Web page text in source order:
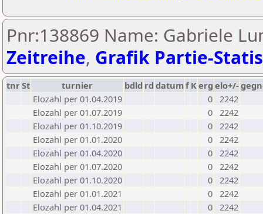
Pnr:138869 Name: Gabriele
Zeitreihe, Grafik Partie-
tnrSt turnier bdld rd datumf Kerg elo+/-
Elozahl per 01.04.2019
0 2242
Elozahl per 01.07.2019
0 2242
Elozahl per 01.10.2019
0 2242
Elozahl per 01.01.2020
0 2242
Elozahl per 01.04.2020
0 2242
Elozahl per 01.07.2020
0 2242
Elozahl per 01.10.2020
0 2242
Elozahl per 01.01.2021
0 2242
Elozahl per 01.04.2021
0 2242